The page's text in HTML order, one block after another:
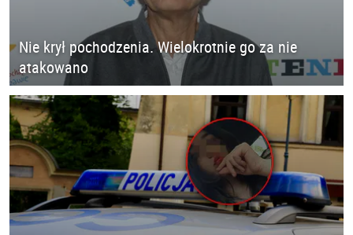
Nie krył pochodzenia. Wielokrotnie go za nie
atakowano